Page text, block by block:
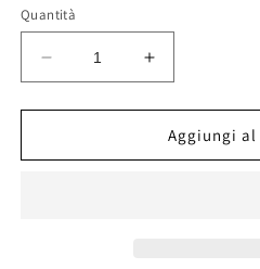
Quantità
Diminuisci
quantità
per
SOTTOLAVABO
Aumenta
quantità
per
RUBINETTO
Aggiungi